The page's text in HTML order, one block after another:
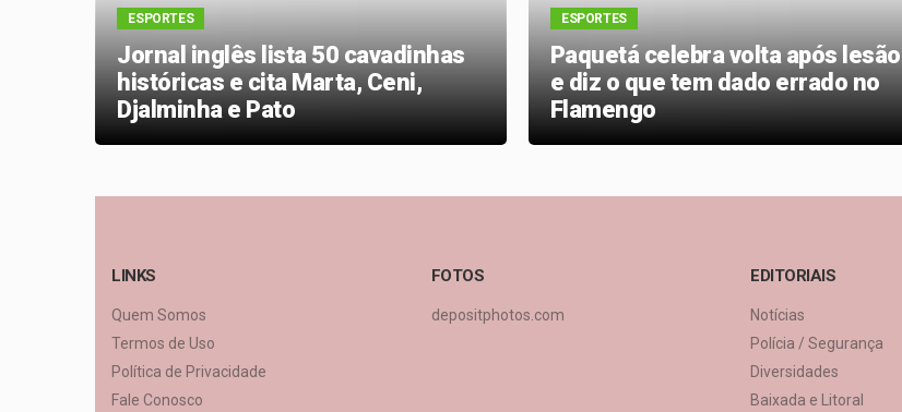
ESPORTES
Jornal inglês lista 50 cavadinhas
históricas e cita Marta, Ceni,
Djalminha e Pato
ESPORTES
Paquetá celebra volta após lesão
e diz o que tem dado errado no
Flamengo
LINKS
Quem Somos
Termos de Uso
Política de Privacidade
Fale Conosco
FOTOS
depositphotos.com
EDITORIAIS
Notícias
Polícia / Segurança
Diversidades
Baixada e Litoral